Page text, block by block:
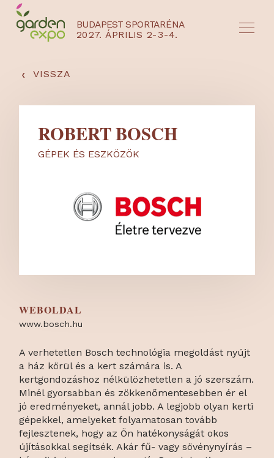
BUDAPEST SPORTARÉNA
2027. ÁPRILIS 2-3-4.
‹ VISSZA
ROBERT BOSCH
GÉPEK ÉS ESZKÖZÖK
WEBOLDAL
www.bosch.hu
A verhetetlen Bosch technológia megoldást nyújt
a ház körül és a kert számára is. A
kertgondozáshoz nélkülözhetetlen a jó szerszám.
Minél gyorsabban és zökkenőmentesebben ér el
jó eredményeket, annál jobb. A legjobb olyan kerti
gépekkel, amelyeket folyamatosan tovább
fejlesztenek, hogy az Ön hatékonyságát okos
újításokkal segítsék. Akár fű- vagy sövénynyírás –